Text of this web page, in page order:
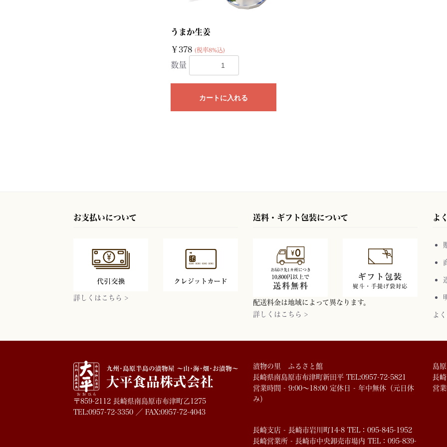
うまか生姜
￥378 (税率8%込)
数量
カートに入れる
お支払いについて
詳しくはこちら >
送料・ギフト包装について
配送料金は地域によって異なります。
詳しくはこちら >
よ
よ
〒859-2112 長崎県南島原市布津町乙1275
TEL:0957-72-3350 ／ FAX:0957-72-4043
漬物の里 ふるさと館
長崎県南島原市布津町新田平 TEL:0957-72-5821
営業時間 - 9:00～18:00 定休日 - 年中無休（元日休
み）
長崎支店 - 長崎市岩川町14-8 TEL：095-845-1952
長崎営業所 - 長崎市中央卸売市場内 TEL：095-839-
島
長
営